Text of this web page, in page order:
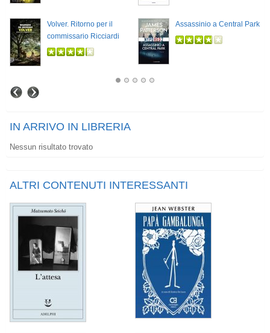
Volver. Ritorno per il
commissario Ricciardi
Assassinio a Central Park
IN ARRIVO IN LIBRERIA
Nessun risultato trovato
ALTRI CONTENUTI INTERESSANTI